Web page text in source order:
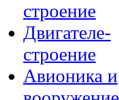
строение
Двигателе-
строение
Авионика и